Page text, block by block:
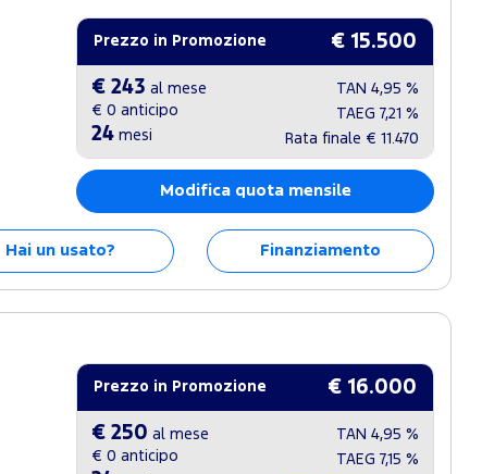
Prezzo in Promozione € 15.500
€ 243 al mese
€ 0 anticipo
24 mesi
TAN 4,95 %
TAEG 7,21 %
Rata finale € 11.470
Modifica quota mensile
Hai un usato? Finanziamento
Prezzo in Promozione € 16.000
€ 250 al mese
€ 0 anticipo
TAN 4,95 %
TAEG 7,15 %